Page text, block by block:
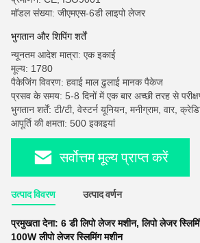
मॉडल संख्या: जीएमएस-6डी लाइपो लेजर
भुगतान और शिपिंग शर्तें
न्यूनतम आदेश मात्रा: एक इकाई
मूल्य: 1780
पैकेजिंग विवरण: हवाई माल ढुलाई मानक पैकेज
प्रसव के समय: 5-8 दिनों में एक बार अच्छी तरह से
भुगतान शर्तें: टी/टी, वेस्टर्न यूनियन, मनीग्राम, वार,
आपूर्ति की क्षमता: 500 इकाइयां
सर्वोत्तम मूल्य प्राप्त करें
उत्पाद विवरण उत्पाद वर्णन
प्रमुखता देना: 6 डी लिपो लेजर मशीन,लिपो लेजर
100W लीपो लेजर स्लिमिंग मशीन